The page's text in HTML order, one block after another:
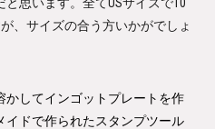
、サイズの合う方いかがでしょ
かしてインゴットプレートを作
イドで作られたスタンプツール